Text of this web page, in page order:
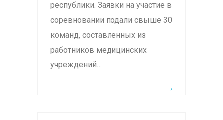
республики. Заявки на участие в
соревновании подали свыше 30
команд, составленных из
работников медицинских
учреждений…